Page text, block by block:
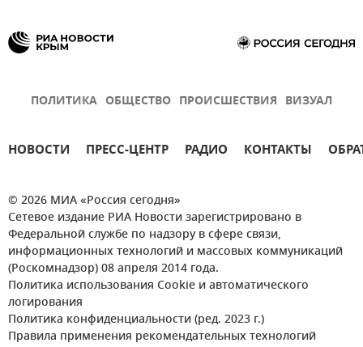
ПОЛИТИКА ОБЩЕСТВО ПРОИСШЕСТВИЯ ВИЗУАЛ
НОВОСТИ ПРЕСС-ЦЕНТР РАДИО КОНТАКТЫ
© 2026 МИА «Россия сегодня»
Сетевое издание РИА Новости зарегистрировано в
Федеральной службе по надзору в сфере связи,
информационных технологий и массовых коммуникаций
(Роскомнадзор) 08 апреля 2014 года.
Политика использования Cookie и автоматического
логирования
Политика конфиденциальности (ред. 2023 г.)
Правила применения рекомендательных технологий